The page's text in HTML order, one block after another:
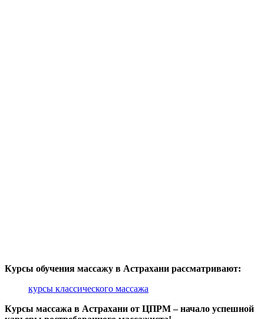
Курсы обучения массажу в Астрахани рассматривают:
курсы классического массажа
Курсы массажа в Астрахани от ЦПРМ – начало успешной